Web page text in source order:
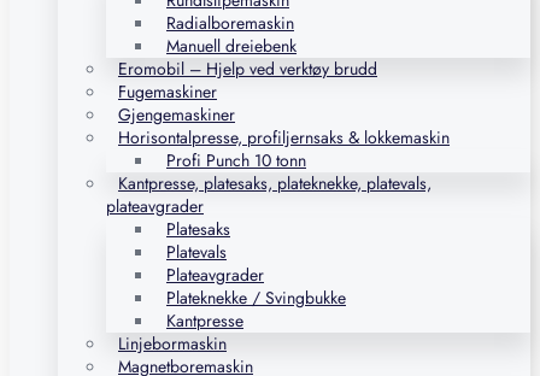
Radialboremaskin
Manuell dreiebenk
Eromobil – Hjelp ved verktøy brudd
Fugemaskiner
Gjengemaskiner
Horisontalpresse, profiljernsaks & lokkemaskin
Profi Punch 10 tonn
Kantpresse, platesaks, plateknekke, platevals,
plateavgrader
Platesaks
Platevals
Plateavgrader
Plateknekke / Svingbukke
Kantpresse
Linjebormaskin
Magnetboremaskin